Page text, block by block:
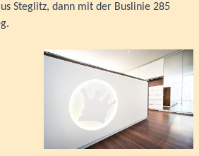
Steglitz, dann mit der Buslinie 285